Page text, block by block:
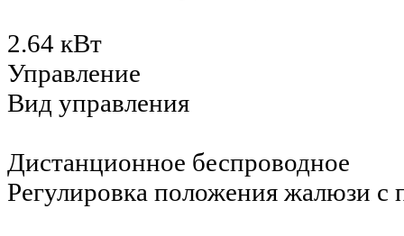
2.64 кВт
Управление
Вид управления
Дистанционное беспроводное
Регулировка положения жалюзи с